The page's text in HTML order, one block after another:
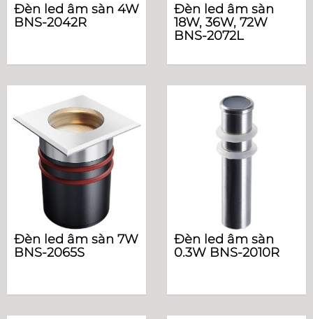
Đèn led âm sàn 4W
BNS-2042R
Đèn led âm sàn
18W, 36W, 72W
BNS-2072L
Đèn led âm sàn 7W
BNS-2065S
Đèn led âm sàn
0.3W BNS-2010R